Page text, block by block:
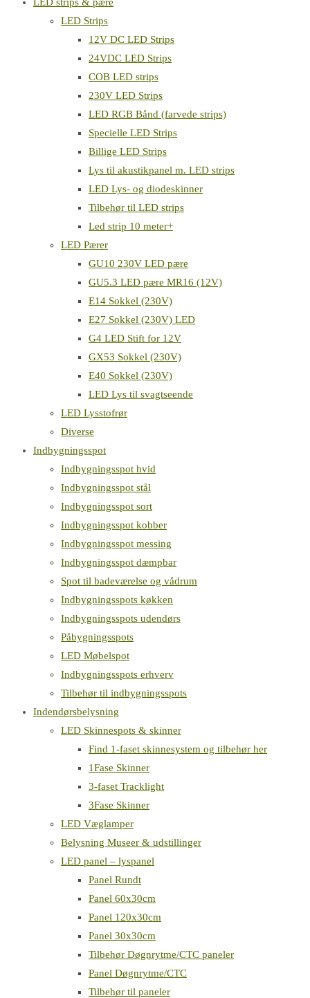
LED Strips
12V DC LED Strips
24VDC LED Strips
COB LED strips
230V LED Strips
LED RGB Bånd (farvede strips)
Specielle LED Strips
Billige LED Strips
Lys til akustikpanel m. LED strips
LED Lys- og diodeskinner
Tilbehør til LED strips
Led strip 10 meter+
LED Pærer
GU10 230V LED pære
GU5.3 LED pære MR16 (12V)
E14 Sokkel (230V)
E27 Sokkel (230V) LED
G4 LED Stift for 12V
GX53 Sokkel (230V)
E40 Sokkel (230V)
LED Lys til svagtseende
LED Lysstofrør
Diverse
Indbygningsspot
Indbygningsspot hvid
Indbygningsspot stål
Indbygningsspot sort
Indbygningsspot kobber
Indbygningsspot messing
Indbygningsspot dæmpbar
Spot til badeværelse og vådrum
Indbygningsspots køkken
Indbygningsspots udendørs
Påbygningsspots
LED Møbelspot
Indbygningsspots erhverv
Tilbehør til indbygningsspots
Indendørsbelysning
LED Skinnespots & skinner
Find 1-faset skinnesystem og tilbehør her
1Fase Skinner
3-faset Tracklight
3Fase Skinner
LED Væglamper
Belysning Museer & udstillinger
LED panel – lyspanel
Panel Rundt
Panel 60x30cm
Panel 120x30cm
Panel 30x30cm
Tilbehør Døgnrytme/CTC paneler
Panel Døgnrytme/CTC
Tilbehør til paneler